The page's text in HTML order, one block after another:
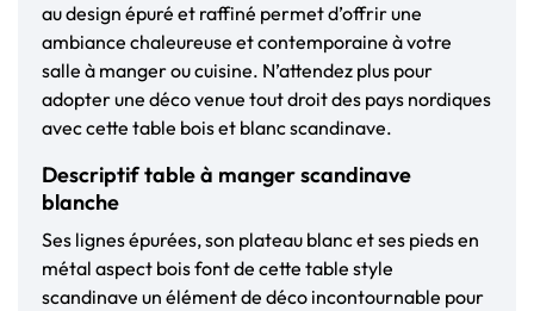
au design épuré et raffiné permet d’offrir une
ambiance chaleureuse et contemporaine à votre
salle à manger ou cuisine. N’attendez plus pour
adopter une déco venue tout droit des pays nordiques
avec cette table bois et blanc scandinave.
Descriptif table à manger scandinave
blanche
Ses lignes épurées, son plateau blanc et ses pieds en
métal aspect bois font de cette table style
scandinave un élément de déco incontournable pour